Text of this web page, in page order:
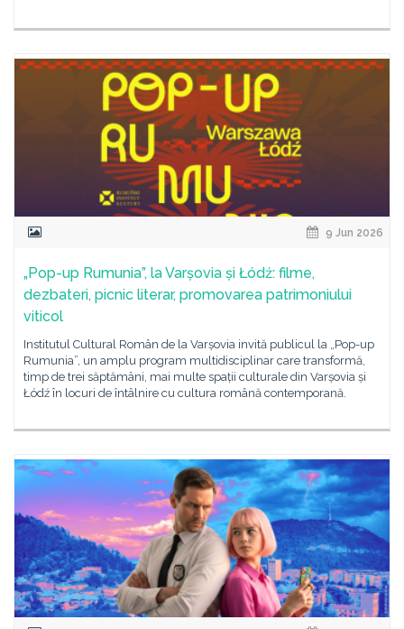
9 Jun 2026
„Pop-up Rumunia”, la Varșovia și Łódź: filme,
dezbateri, picnic literar, promovarea patrimoniului
viticol
Institutul Cultural Român de la Varșovia invită publicul la „Pop-up
Rumunia”, un amplu program multidisciplinar care transformă,
timp de trei săptămâni, mai multe spații culturale din Varșovia și
Łódź în locuri de întâlnire cu cultura română contemporană.